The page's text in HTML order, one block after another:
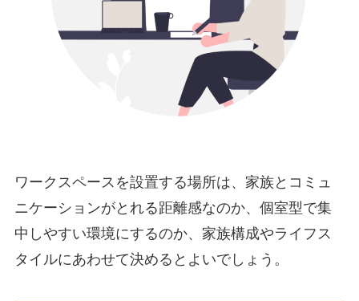
ワークスペースを設置する場所は、家族とコミュ
ニケーションがとれる距離感なのか、個室型で集
中しやすい環境にするのか、家族構成やライフス
タイルにあわせて決めるとよいでしょう。